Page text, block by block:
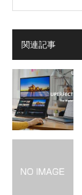
関連記事